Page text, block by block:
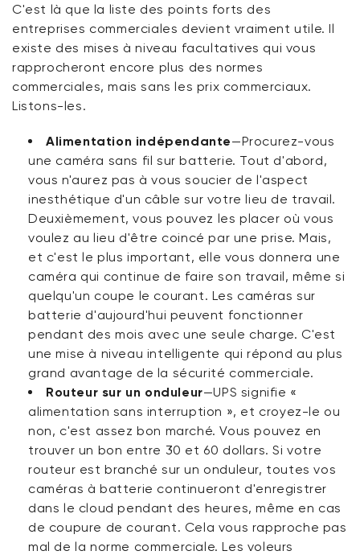
C'est là que la liste des points forts des
entreprises commerciales devient vraiment utile. Il
existe des mises à niveau facultatives qui vous
rapprocheront encore plus des normes
commerciales, mais sans les prix commerciaux.
Listons-les.
Alimentation indépendante—Procurez-vous
une caméra sans fil sur batterie. Tout d'abord,
vous n'aurez pas à vous soucier de l'aspect
inesthétique d'un câble sur votre lieu de travail.
Deuxièmement, vous pouvez les placer où vous
voulez au lieu d'être coincé par une prise. Mais,
et c'estle plus important, elle vous donnera une
caméra qui continue de faire son travail, même si
quelqu'un coupe le courant. Les caméras sur
batterie d'aujourd'hui peuvent fonctionner
pendant des mois avec une seule charge. C'est
une mise à niveau intelligente qui répond au plus
grand avantage de la sécurité commerciale.
Routeur sur un onduleur—UPS signifie «
alimentation sans interruption », et croyez-le ou
non, c'est assez bon marché. Vous pouvez en
trouver un bon entre 30 et 60 dollars. Si votre
routeur est branché sur un onduleur, toutes vos
caméras à batterie continueront d'enregistrer
dans le cloud pendant des heures, même en cas
de coupure de courant. Cela vous rapproche pas
mal de la norme commerciale. Les voleurs